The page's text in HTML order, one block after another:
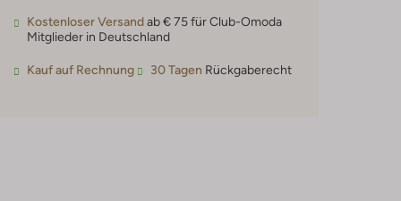
Kostenloser Versandab € 75 für Club-Omoda
Mitglieder in Deutschland
Kauf auf Rechnung 30 Tagen Rückgaberecht